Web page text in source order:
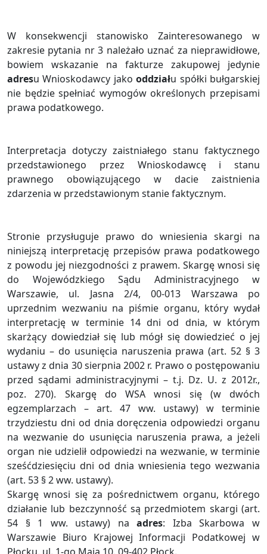
W konsekwencji stanowisko Zainteresowanego w
zakresie pytania nr 3 należało uznać za nieprawidłowe,
bowiem wskazanie na fakturze zakupowej jedynie
adresu Wnioskodawcy jakooddziału spółki bułgarskiej
nie będzie spełniać wymogów określonych przepisami
prawa podatkowego.
Interpretacja dotyczy zaistniałego stanu faktycznego
przedstawionego przez Wnioskodawcę i stanu
prawnego obowiązującego w dacie zaistnienia
zdarzenia w przedstawionym stanie faktycznym.
Stronie przysługuje prawo do wniesienia skargi na
niniejszą interpretację przepisów prawa podatkowego
z powodu jej niezgodności z prawem. Skargę wnosi się
do Wojewódzkiego Sądu Administracyjnego w
Warszawie, ul. Jasna 2/4, 00-013 Warszawa po
uprzednim wezwaniu na piśmie organu, który wydał
interpretację w terminie 14 dni od dnia, w którym
skarżący dowiedział się lub mógł się dowiedzieć o jej
wydaniu – do usunięcia naruszenia prawa (art. 52 § 3
ustawy z dnia 30 sierpnia 2002 r. Prawo o postępowaniu
przed sądami administracyjnymi – t.j. Dz. U. z 2012r.,
poz. 270). Skargę do WSA wnosi się (w dwóch
egzemplarzach – art. 47 ww. ustawy) w terminie
trzydziestu dni od dnia doręczenia odpowiedzi organu
na wezwanie do usunięcia naruszenia prawa, a jeżeli
organ nie udzielił odpowiedzi na wezwanie, w terminie
sześćdziesięciu dni od dnia wniesienia tego wezwania
(art. 53 § 2 ww. ustawy).
Skargę wnosi się za pośrednictwem organu, którego
działanie lub bezczynność są przedmiotem skargi (art.
54 § 1 ww. ustawy) naadres: Izba Skarbowa w
Warszawie Biuro Krajowej Informacji Podatkowej w